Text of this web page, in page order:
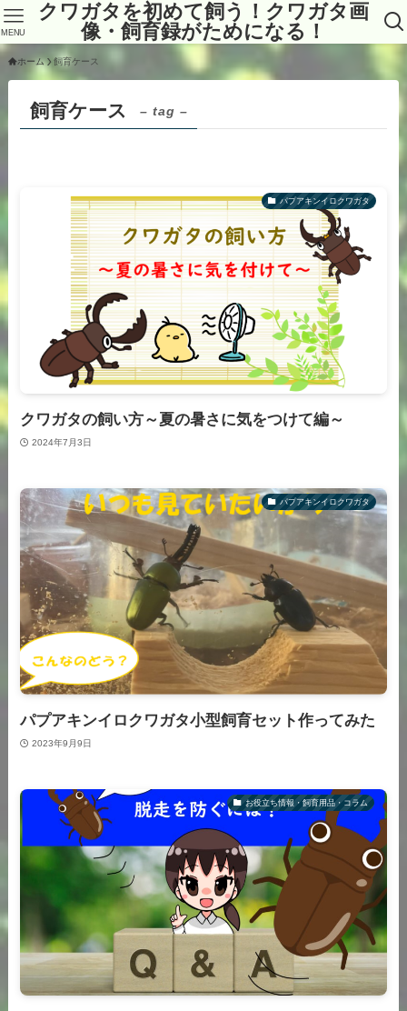
クワガタを初めて飼う！クワガタ画
像・飼育録がためになる！
MENU
ホーム 飼育ケース
飼育ケース – tag –
パプアキンイロクワガタ
クワガタの飼い方～夏の暑さに気をつけて編～
2024年7月3日
パプアキンイロクワガタ
パプアキンイロクワガタ小型飼育セット作ってみた
2023年9月9日
お役立ち情報・飼育用品・コラム